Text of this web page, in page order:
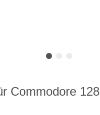
Commodore 128